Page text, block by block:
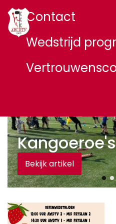
Contact
Wedstrijd
Bekijk artikel